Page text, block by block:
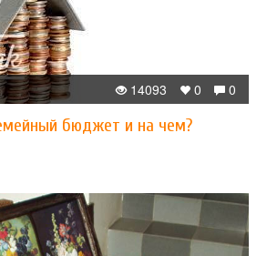
0
0
14093
бюджет и на чем?